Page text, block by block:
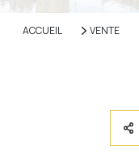
ACCUEIL VENTE